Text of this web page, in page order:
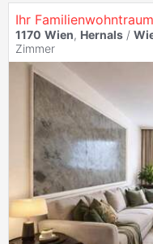
Ihr
1170 Wien, Hernals /
Zimmer